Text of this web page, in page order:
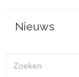
Nieuws